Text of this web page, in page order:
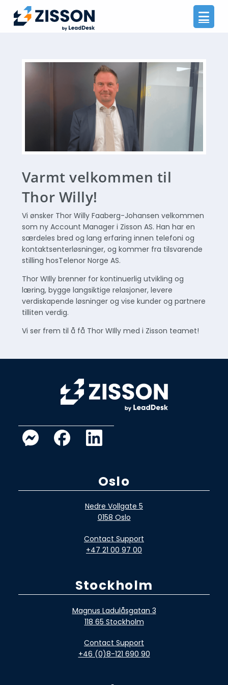
Varmt velkommen til
Thor Willy!
Vi ønsker Thor Willy Faaberg-Johansen velkommen
som ny Account Manager i Zisson AS. Han har en
særdeles bred og lang erfaring innen telefoni og
kontaktsenterløsninger, og kommer fra tilsvarende
stilling hosTelenor Norge AS.
Thor WIlly brenner for kontinuerlig utvikling og
læring, bygge langsiktige relasjoner, levere
verdiskapende løsninger og vise kunder og partnere
tilliten verdig.
Vi ser frem til å få Thor WIlly med i Zisson teamet!
Oslo
Nedre Vollgate 5
0158 Oslo
Contact Support
+47 21 00 97 00
Stockholm
Magnus Ladulåsgatan 3
118 65 Stockholm
Contact Support
+46 (0)8-121 690 90